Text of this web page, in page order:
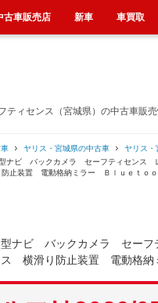
ィセンス（宮城県）の中古車販売
ヤリス・宮城県の中古車
ヤリス・
型ナビ バックカメラ セーフティセン
止装置 電動格納ミラー Ｂｌｕｅｔｏｏ
型ナビ バックカメラ セー
横滑り防止装置 電動格納
古車販売店 新車 車買取